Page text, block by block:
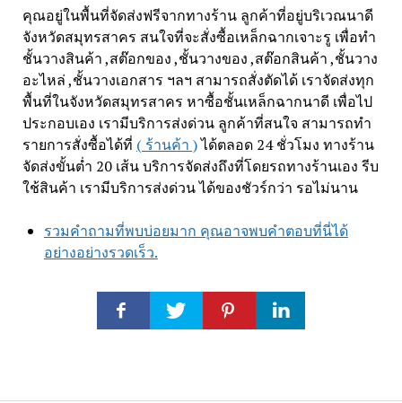
คุณอยู่ในพื้นที่จัดส่งฟรีจากทางร้าน ลูกค้าที่อยู่บริเวณนาดี
จังหวัดสมุทรสาคร สนใจที่จะสั่งซื้อเหล็กฉากเจาะรู เพื่อทำ
ชั้นวางสินค้า ,สต๊อกของ ,ชั้นวางของ ,สต๊อกสินค้า ,ชั้นวาง
อะไหล่ ,ชั้นวางเอกสาร ฯลฯ สามารถสั่งตัดได้ เราจัดส่งทุก
พื้นที่ในจังหวัดสมุทรสาคร หาซื้อชั้นเหล็กฉากนาดี เพื่อไป
ประกอบเอง เรามีบริการส่งด่วน ลูกค้าที่สนใจ สามารถทำ
รายการสั่งซื้อได้ที่ ( ร้านค้า )ได้ตลอด 24 ชั่วโมง ทางร้าน
จัดส่งขั้นต่ำ 20 เส้น บริการจัดส่งถึงที่โดยรถทางร้านเอง รีบ
ใช้สินค้า เรามีบริการส่งด่วน ได้ของชัวร์กว่า รอไม่นาน
รวมคำถามที่พบบ่อยมาก คุณอาจพบคำตอบที่นี่ได้
อย่างอย่างรวดเร็ว.